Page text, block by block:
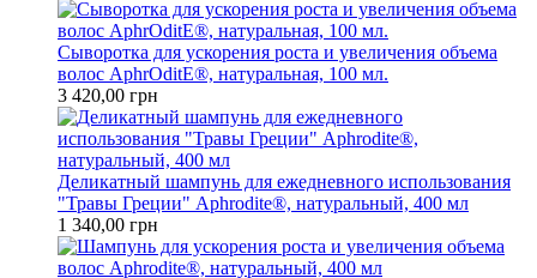
Сыворотка для ускорения роста и увеличения объема
волос AphrOditE®, натуральная, 100 мл.
3 420,00 грн
Деликатный шампунь для ежедневного использования
"Травы Греции" Aphrodite®, натуральный, 400 мл
1 340,00 грн